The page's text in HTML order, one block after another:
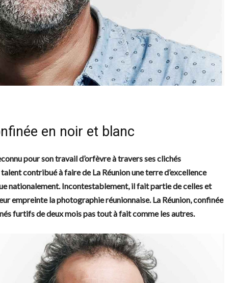
en noir et blanc
pour son travail d’orfèvre à travers ses clichés
contribué à faire de La Réunion une terre d’excellence
nationalement. Incontestablement, il fait partie de celles et
empreinte la photographie réunionnaise. La Réunion, confinée
furtifs de deux mois pas tout à fait comme les autres.